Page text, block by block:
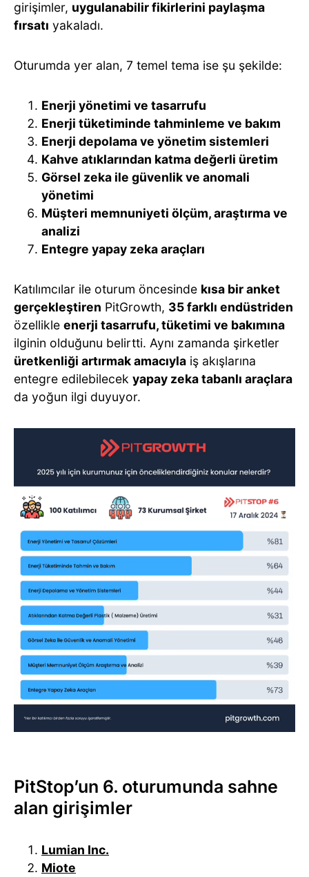
girişimler, uygulanabilir fikirlerini paylaşma
fırsatı yakaladı.
Oturumda yer alan, 7 temel tema ise şu şekilde:
Enerji yönetimi ve tasarrufu
Enerji tüketiminde tahminleme ve bakım
Enerji depolama ve yönetim sistemleri
Kahve atıklarından katma değerli üretim
Görsel zeka ile güvenlik ve anomali
yönetimi
Müşteri memnuniyeti ölçüm, araştırma ve
analizi
Entegre yapay zeka araçları
Katılımcılar ile oturum öncesinde kısa bir anket
gerçekleştiren PitGrowth, 35 farklı endüstriden
özellikle enerji tasarrufu, tüketimi ve bakımına
ilginin olduğunu belirtti. Aynı zamanda şirketler
üretkenliği artırmak amacıyla iş akışlarına
entegre edilebilecek yapay zeka tabanlı araçlara
da yoğun ilgi duyuyor.
PitStop’un 6. oturumunda sahne
alan girişimler
Lumian Inc.
Miote